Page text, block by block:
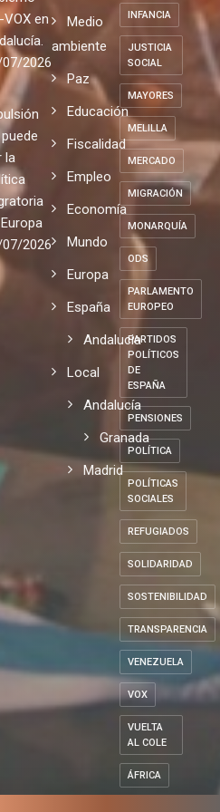
VOX en
2026
la
2026
Medio
ambiente
Paz
Educación
Fiscalidad
Empleo
Economía
Mundo
Europa
España
Andalucia
Local
Andalucía
Granada
Madrid
INFANCIA
JUSTICIA
SOCIAL
MAYORES
MELILLA
MERCADO
MIGRACIÓN
MONARQUÍA
ODS
PARLAMENTO
EUROPEO
PARTIDOS
POLÍTICOS
DE
ESPAÑA
PENSIONES
POLÍTICA
POLÍTICAS
SOCIALES
REFUGIADOS
SOLIDARIDAD
SOSTENIBILIDAD
TRANSPARENCIA
VENEZUELA
VOX
VUELTA
AL COLE
ÁFRICA